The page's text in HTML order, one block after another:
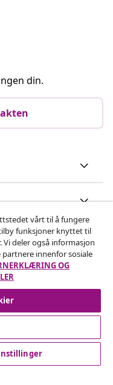
din.
et nettsted av vidaXL
vårt til å fungere
funksjoner knyttet til
Vi deler også informasjon
innenfor sosiale
OG